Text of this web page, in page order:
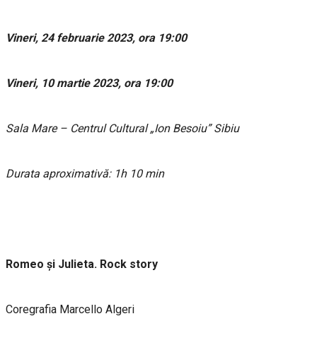
Vineri, 24 februarie 2023, ora 19:00
Vineri, 10 martie 2023, ora 19:00
Sala Mare – Centrul Cultural „Ion Besoiu” Sibiu
Durata aproximativă: 1h 10 min
Romeo și Julieta. Rock story
Coregrafia Marcello Algeri